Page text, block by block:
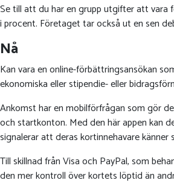
Se till att du har en grupp utgifter att vara
i procent. Företaget tar också ut en sen
Nå
Kan vara en online-förbättringsansökan
ekonomiska eller stipendie- eller
Ankomst har en mobilförfrågan som gör
och startkonton. Med den här appen kan
signalerar att deras kortinnehavare känner
Till skillnad från Visa och PayPal, som
den mer kontroll över kortets löptid än